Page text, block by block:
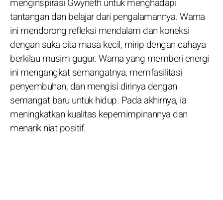
tantangan dan belajar dari pengalamannya. Warna
ini mendorong refleksi mendalam dan koneksi
dengan suka cita masa kecil, mirip dengan cahaya
berkilau musim gugur. Warna yang memberi energi
ini mengangkat semangatnya, memfasilitasi
penyembuhan, dan mengisi dirinya dengan
semangat baru untuk hidup. Pada akhirnya, ia
meningkatkan kualitas kepemimpinannya dan
menarik niat positif.